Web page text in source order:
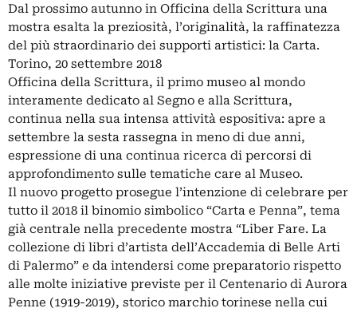
Dal prossimo autunno in Officina della Scrittura una
mostra esalta la preziosità, l’originalità, la raffinatezza
del più straordinario dei supporti artistici: la Carta.
Torino, 20 settembre 2018
Officina della Scrittura, il primo museo al mondo
interamente dedicato al Segno e alla Scrittura,
continua nella sua intensa attività espositiva: apre a
settembre la sesta rassegna in meno di due anni,
espressione di una continua ricerca di percorsi di
approfondimento sulle tematiche care al Museo.
Il nuovo progetto prosegue l’intenzione di celebrare per
tutto il 2018 il binomio simbolico “Carta e Penna”, tema
già centrale nella precedente mostra “Liber Fare. La
collezione di libri d’artista dell’Accademia di Belle Arti
di Palermo” e da intendersi come preparatorio rispetto
alle molte iniziative previste per il Centenario di Aurora
Penne (1919-2019), storico marchio torinese nella cui